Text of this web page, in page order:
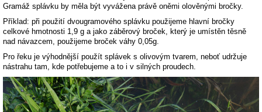
Gramáž splávku by měla být vyvážena právě oněmi olověnými bročky.
Příklad: při použití dvougramového splávku použijeme hlavní bročky
celkové hmotnosti 1,9 g a jako záběrový broček, který je umístěn těsně
nad návazcem, použijeme broček váhy 0,05g.
Pro řeku je výhodnější použít splávek s olivovým tvarem, neboť udržuje
nástrahu tam, kde potřebujeme a to i v silných proudech.